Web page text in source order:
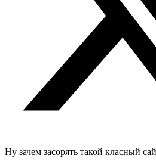
Ну зачем засорять такой класный